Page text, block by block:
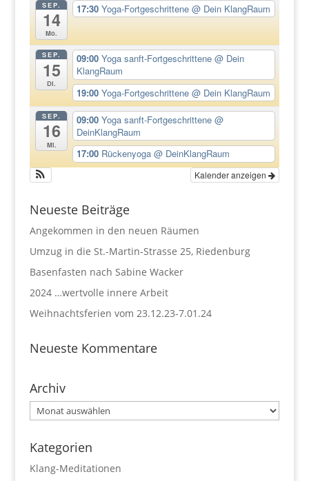
SEP.
14
Mo.
17:30Yoga-Fortgeschrittene@ Dein KlangRaum
SEP.
15
Di.
09:00Yoga sanft-Fortgeschrittene@ Dein
KlangRaum
19:00Yoga-Fortgeschrittene@ Dein KlangRaum
SEP.
16
Mi.
09:00Yoga sanft-Fortgeschrittene@
DeinKlangRaum
17:00 Rückenyoga@ DeinKlangRaum
Kalender anzeigen
Neueste Beiträge
Angekommen in den neuen Räumen
Umzug in die St.-Martin-Strasse 25, Riedenburg
Basenfasten nach Sabine Wacker
2024 …wertvolle innere Arbeit
Weihnachtsferien vom 23.12.23-7.01.24
Neueste Kommentare
Archiv
Archiv
Kategorien
Klang-Meditationen